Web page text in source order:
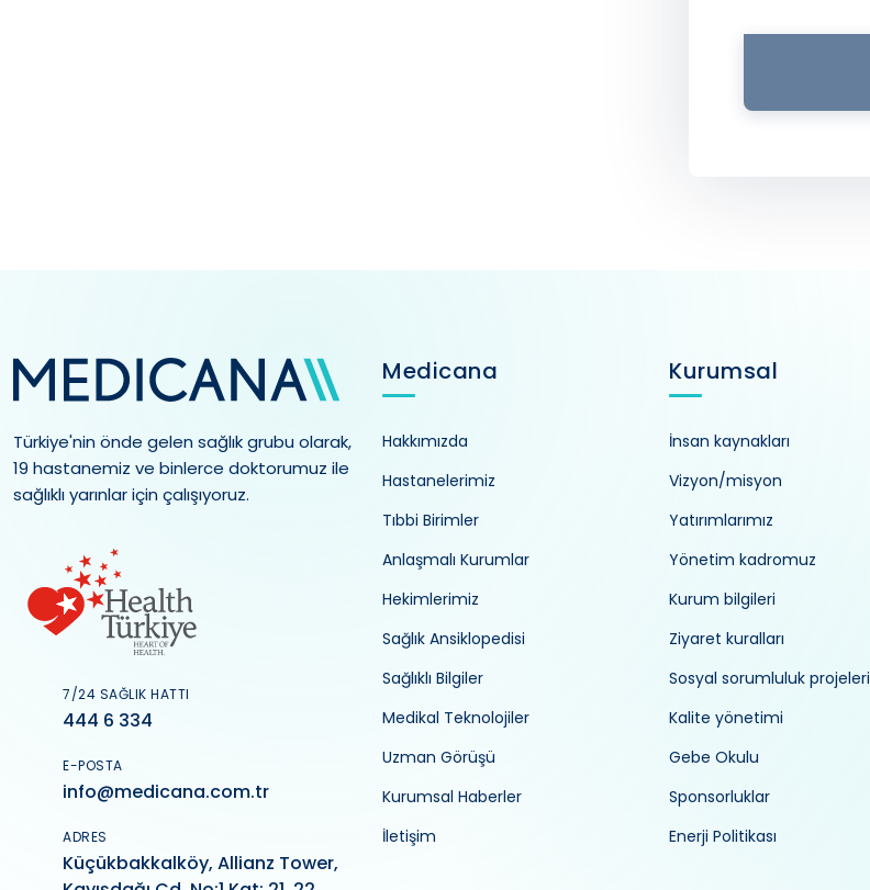
Türkiye'nin önde gelen sağlık grubu olarak,
19 hastanemiz ve binlerce doktorumuz ile
sağlıklı yarınlar için çalışıyoruz.
7/24 SAĞLIK HATTI
444 6 334
E-POSTA
info@medicana.com.tr
ADRES
Küçükbakkalköy, Allianz Tower,
Medicana
Hakkımızda
Hastanelerimiz
Tıbbi Birimler
Anlaşmalı Kurumlar
Hekimlerimiz
Sağlık Ansiklopedisi
Sağlıklı Bilgiler
Medikal Teknolojiler
Uzman Görüşü
Kurumsal Haberler
İletişim
Kurumsal
İnsan kaynakları
Vizyon/misyon
Yatırımlarımız
Yönetim kadromuz
Kurum bilgileri
Ziyaret kuralları
Sosyal sorumluluk projeleri
Kalite yönetimi
Gebe Okulu
Sponsorluklar
Enerji Politikası